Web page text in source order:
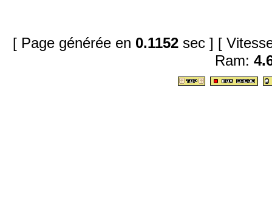
[ Page générée en 0.1152sec ] [
Ram: